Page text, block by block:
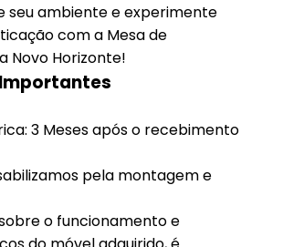
seu ambiente e experimente
com a Mesa de
Novo Horizonte!
3 Meses após o recebimento
pela montagem e
o funcionamento e